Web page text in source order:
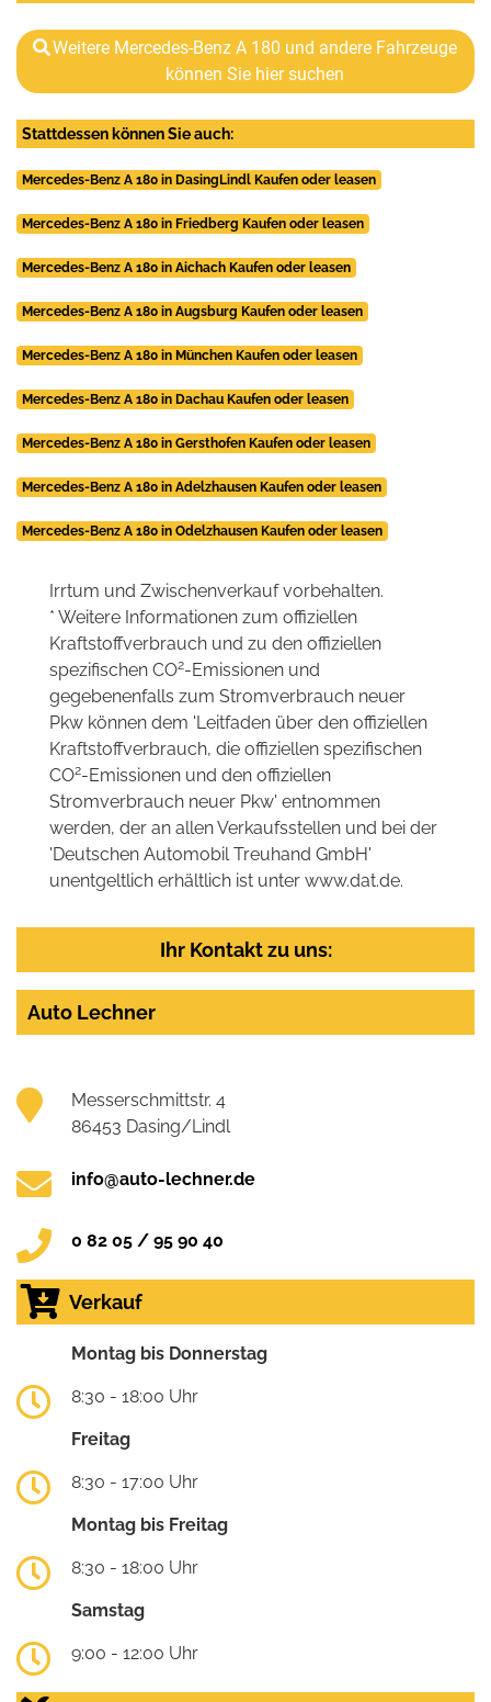
Weitere Mercedes-Benz A 180 und andere Fahrzeuge
können Sie hier suchen
Stattdessen können Sie auch:
Mercedes-Benz A 180 in DasingLindl Kaufen oder leasen
Mercedes-Benz A 180 in Friedberg Kaufen oder leasen
Mercedes-Benz A 180 in Aichach Kaufen oder leasen
Mercedes-Benz A 180 in Augsburg Kaufen oder leasen
Mercedes-Benz A 180 in München Kaufen oder leasen
Mercedes-Benz A 180 in Dachau Kaufen oder leasen
Mercedes-Benz A 180 in Gersthofen Kaufen oder leasen
Mercedes-Benz A 180 in Adelzhausen Kaufen oder leasen
Mercedes-Benz A 180 in Odelzhausen Kaufen oder leasen
Irrtum und Zwischenverkauf vorbehalten.
* Weitere Informationen zum offiziellen
Kraftstoffverbrauch und zu den offiziellen
spezifischen CO2-Emissionen und
gegebenenfalls zum Stromverbrauch neuer
Pkw können dem 'Leitfaden über den offiziellen
Kraftstoffverbrauch, die offiziellen spezifischen
CO2-Emissionen und den offiziellen
Stromverbrauch neuer Pkw' entnommen
werden, der an allen Verkaufsstellen und bei der
'Deutschen Automobil Treuhand GmbH'
unentgeltlich erhältlich ist unter www.dat.de.
Ihr Kontakt zu uns:
Auto Lechner
Messerschmittstr. 4
86453 Dasing/Lindl
info@auto-lechner.de
0 82 05 / 95 90 40
Verkauf
Montag bis Donnerstag
8:30 - 18:00 Uhr
Freitag
8:30 - 17:00 Uhr
Montag bis Freitag
8:30 - 18:00 Uhr
Samstag
9:00 - 12:00 Uhr